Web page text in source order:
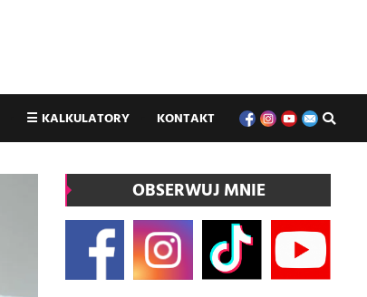
☰ KALKULATORY KONTAKT
OBSERWUJ MNIE